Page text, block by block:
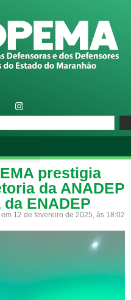
prestigia
da ANADEP
ENADEP
12 de fevereiro de 2025, às 18:02